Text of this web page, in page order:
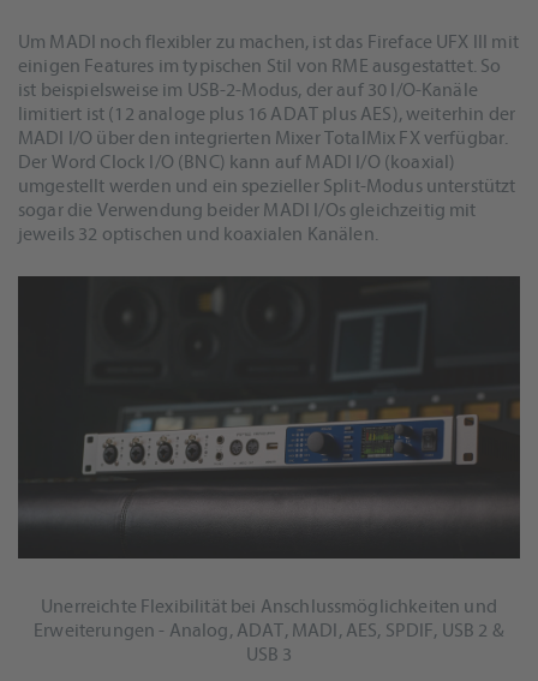
Um MADI noch flexibler zu machen, ist das Fireface UFX III mit
einigen Features im typischen Stil von RME ausgestattet. So
ist beispielsweise im USB-2-Modus, der auf 30 I/O-Kanäle
limitiert ist (12 analoge plus 16 ADAT plus AES), weiterhin der
MADI I/O über den integrierten Mixer TotalMix FX verfügbar.
Der Word Clock I/O (BNC) kann auf MADI I/O (koaxial)
umgestellt werden und ein spezieller Split-Modus unterstützt
sogar die Verwendung beider MADI I/Os gleichzeitig mit
jeweils 32 optischen und koaxialen Kanälen.
Unerreichte Flexibilität bei Anschlussmöglichkeiten und
Erweiterungen - Analog, ADAT, MADI, AES, SPDIF, USB 2 &
USB 3